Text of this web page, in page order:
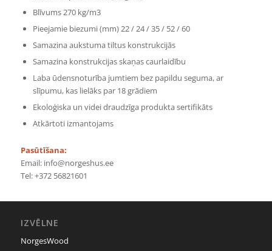
Blīvums 270 kg/m3
Pieejamie biezumi (mm) 22 / 24 / 35 / 52 / 60
Samazina aukstuma tiltus konstrukcijās
Samazina konstrukcijas skaņas caurlaidību
Laba ūdensnoturība jumtiem bez papildu seguma, ar
slīpumu, kas lielāks par 18 grādiem
Ekoloģiska un videi draudzīga produkta sertifikāts
Atkārtoti izmantojams
Pasūtīšana:
Email: info@norgeshus.ee
Tel:+372 56821601
IZVĒLNE
NorgesWood